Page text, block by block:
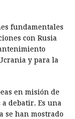
fundamentales
con Rusia
y para la
en misión de
debatir. Es una
se han mostrado